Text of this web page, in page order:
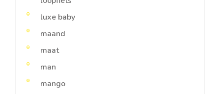
luxe baby
maand
maat
man
mango